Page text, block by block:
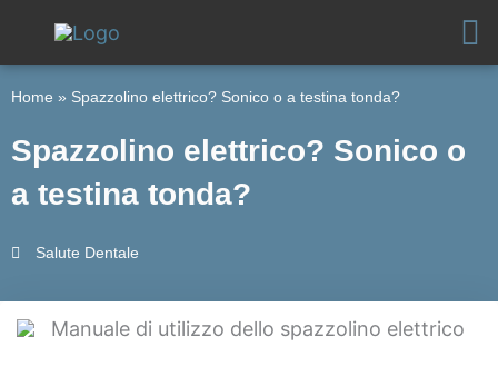
contenuto
Home » Spazzolino elettrico? Sonico o a testina tonda?
Spazzolino elettrico? Sonico o
a testina tonda?
Salute Dentale